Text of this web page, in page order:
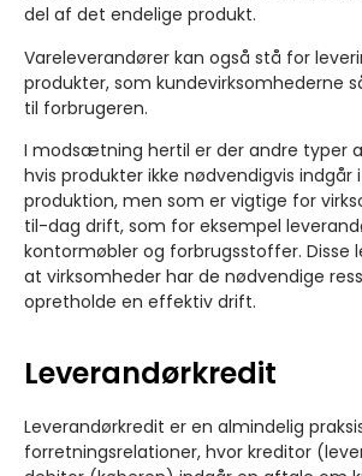
del af det endelige produkt.
Vareleverandører kan også stå for
produkter, som kundevirksomhederne
til forbrugeren.
I modsætning hertil er der andre typer
hvis produkter ikke nødvendigvis indgår
produktion, men som er vigtige for
til-dag drift, som for eksempel
kontormøbler og forbrugsstoffer. Disse
at virksomheder har de nødvendige
opretholde en effektiv drift.
Leverandørkredit
Leverandørkredit er en almindelig
forretningsrelationer, hvor kreditor